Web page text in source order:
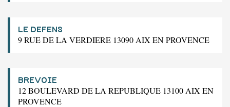
LE DEFENS
9 RUE DE LA VERDIERE 13090 AIX EN PROVENCE
BREVOIE
12 BOULEVARD DE LA REPUBLIQUE 13100 AIX EN
PROVENCE